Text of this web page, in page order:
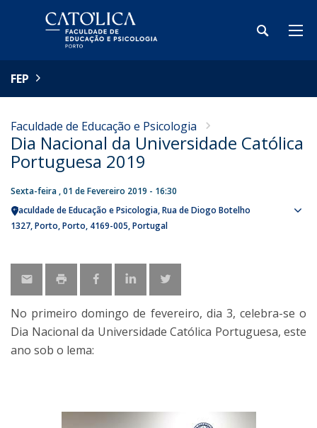
FEP
Faculdade de Educação e Psicologia
Dia Nacional da Universidade Católica
Portuguesa 2019
Sexta-feira , 01 de Fevereiro 2019 - 16:30
Faculdade de Educação e Psicologia Rua de Diogo Botelho
1327 Porto Porto 4169-005 Portugal
No primeiro domingo de fevereiro, dia 3, celebra-se o
Dia Nacional da Universidade Católica Portuguesa, este
ano sob o lema: